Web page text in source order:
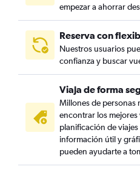
empezar a ahorrar
Reserva con
Nuestros usuarios
confianza y buscar
Viaja de forma
Millones de personas
encontrar los mejores
planificación de
información útil y
pueden ayudarte a